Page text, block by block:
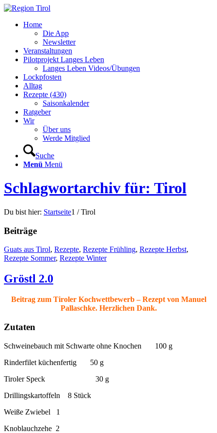
Home
Die App
Newsletter
Veranstaltungen
Pilotprojekt Langes Leben
Langes Leben Videos/Übungen
Lockpfosten
Alltag
Rezepte (430)
Saisonkalender
Ratgeber
Wir
Über uns
Werde Mitglied
Suche
Menü Menü
Schlagwortarchiv für: Tirol
Du bist hier: Startseite1 / Tirol
Beiträge
Guats aus Tirol, Rezepte, Rezepte Frühling, Rezepte Herbst,
Rezepte Sommer, Rezepte Winter
Gröstl 2.0
Beitrag zum Tiroler Kochwettbewerb – Rezept von Manuel
Pallaschke. Herzlichen Dank.
Zutaten
Schweinebauch mit Schwarte ohne Knochen 100 g
Rinderfilet küchenfertig 50 g
Tiroler Speck 30 g
Drillingskartoffeln 8 Stück
Weiße Zwiebel 1
Knoblauchzehe 2